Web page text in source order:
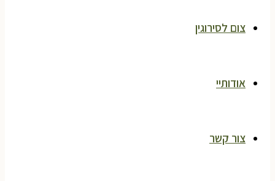
צום לסירוגין
אודותיי
צור קשר